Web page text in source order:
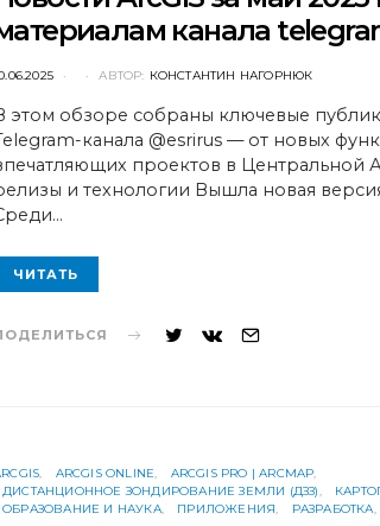
канала
АВТОР: КОНСТАНТИН НАГОРНЮК
этом обзоре собраны ключевые
канала @esrirus — от новых
проектов в Центральной
и технологии Вышла новая
ЧИТАТЬ
ARCGIS ONLINE
ARCGIS PRO | ARCMAP
ДИСТАНЦИОННОЕ ЗОНДИРОВАНИЕ ЗЕМЛИ (ДЗЗ)
ОБРАЗОВАНИЕ И НАУКА
ПРИЛОЖЕНИЯ РАЗРАБОТКА